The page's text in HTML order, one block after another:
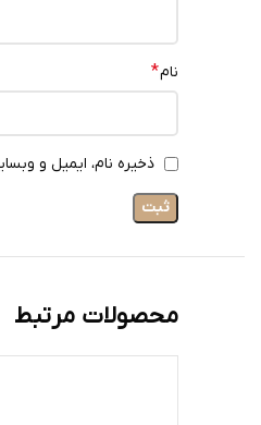
نام*
ذخیره نام، ایمیل و
محصولات مرتبط